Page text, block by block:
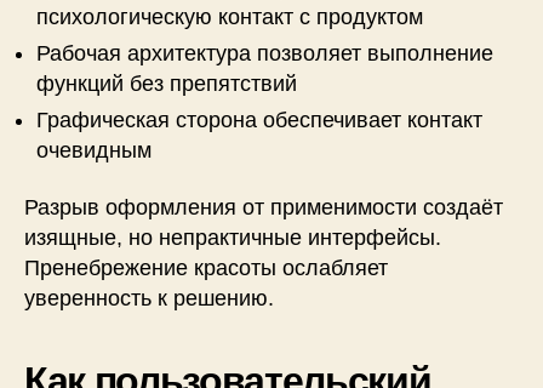
психологическую контакт с продуктом
Рабочая архитектура позволяет выполнение
функций без препятствий
Графическая сторона обеспечивает контакт
очевидным
Разрыв оформления от применимости создаёт
изящные, но непрактичные интерфейсы.
Пренебрежение красоты ослабляет
уверенность к решению.